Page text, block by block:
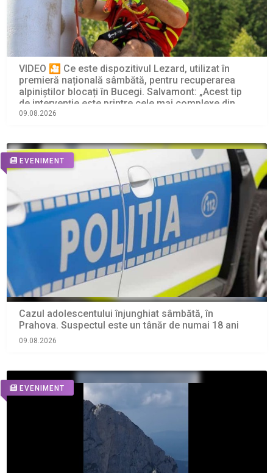
VIDEO 🎦 Ce este dispozitivul Lezard, utilizat în
premieră națională sâmbătă, pentru recuperarea
alpiniștilor blocați în Bucegi. Salvamont: „Acest tip
de intervenție este printre cele mai complexe din
salvarea montană”
09.08.2026
EVENIMENT
Cazul adolescentului înjunghiat sâmbătă, în
Prahova. Suspectul este un tânăr de numai 18 ani
09.08.2026
EVENIMENT